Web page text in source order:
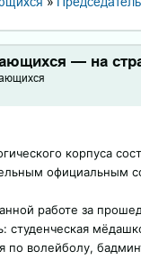
— на
корпуса
официальным
работе за
студенческая
по волейболу,